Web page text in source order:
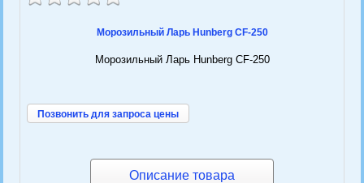
Морозильный Ларь Hunberg CF-250
Морозильный Ларь Hunberg CF-250
Позвонить для запроса цены
Описание товара